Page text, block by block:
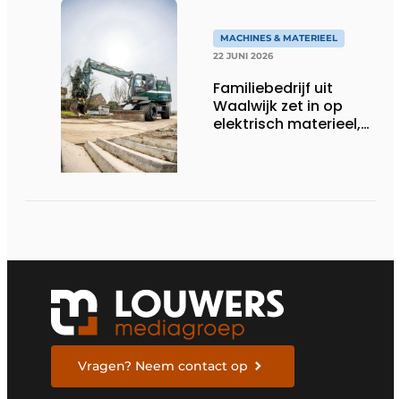
MACHINES & MATERIEEL
22 JUNI 2026
Familiebedrijf uit
Waalwijk zet in op
elektrisch materieel,
Vragen? Neem contact op